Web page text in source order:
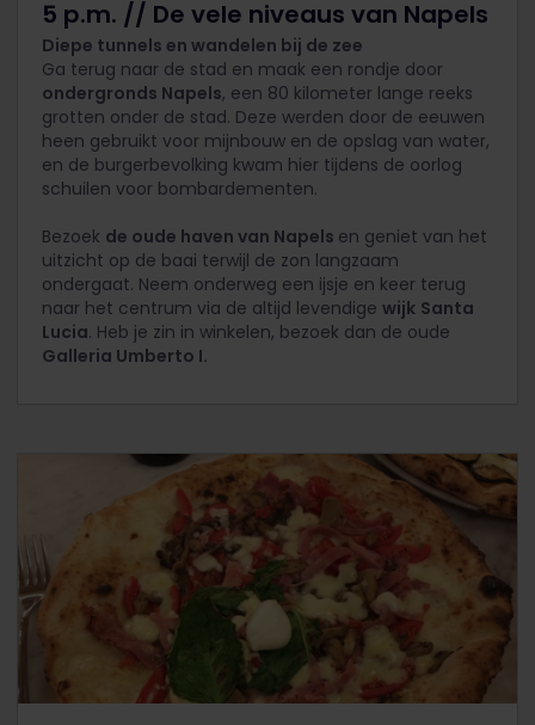
5 p.m. // De vele niveaus van Napels
Diepe tunnels en wandelen bij de zee
Ga terug naar de stad en maak een rondje door
ondergronds Napels, een 80 kilometer lange reeks
grotten onder de stad. Deze werden door de eeuwen
heen gebruikt voor mijnbouw en de opslag van water,
en de burgerbevolking kwam hier tijdens de oorlog
schuilen voor bombardementen.
Bezoek de oude haven van Napels en geniet van het
uitzicht op de baai terwijl de zon langzaam
ondergaat. Neem onderweg een ijsje en keer terug
naar het centrum via de altijd levendige wijk Santa
Lucia. Heb je zin in winkelen, bezoek dan de oude
Galleria Umberto I.